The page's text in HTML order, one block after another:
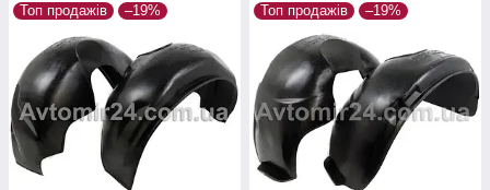
Топ продажів –19% Топ продажів –19%